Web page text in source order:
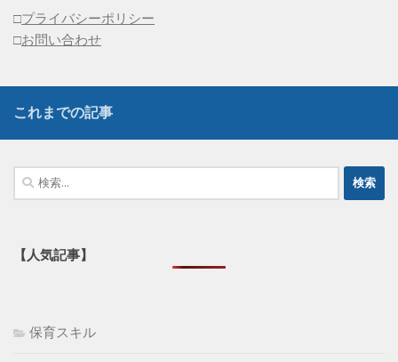
□プライバシーポリシー
□お問い合わせ
これまでの記事
検
索:
【人気記事】
保育スキル